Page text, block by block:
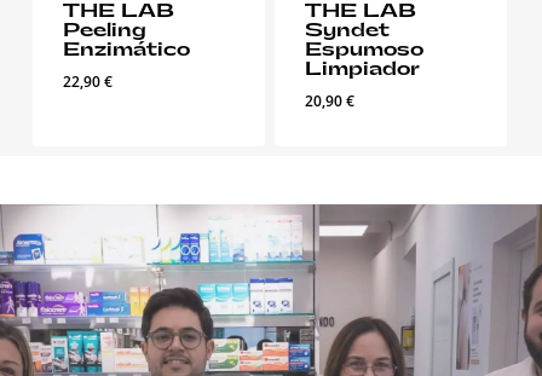
No hay productos
en el carrito.
Ir A La Tienda
THE LAB
Peeling
Enzimático
22,90€
THE LAB
Syndet
Espumoso
Limpiador
20,90€